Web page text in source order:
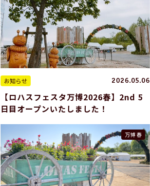
お知らせ 2026.05.06
【ロハスフェスタ万博2026春】2nd 5
日目オープンいたしました！
万博 春